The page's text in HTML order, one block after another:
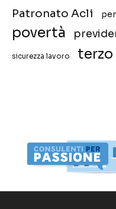
Patronato Acli
povertà
sicurezza lavoro